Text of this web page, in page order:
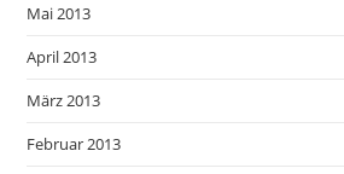
Mai 2013
April 2013
März 2013
Februar 2013